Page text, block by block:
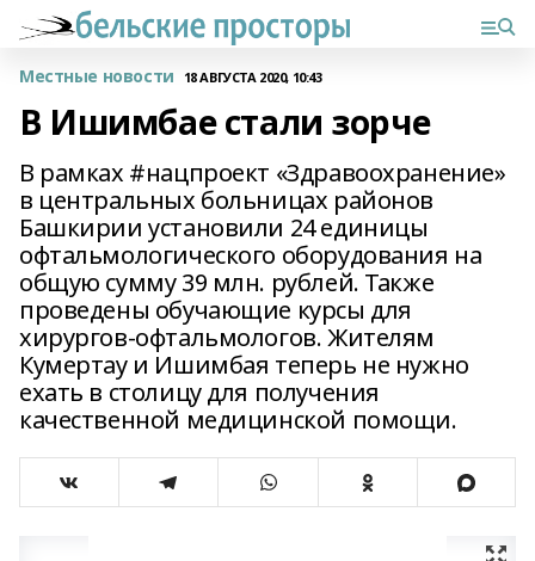
Местные новости 18 АВГУСТА 2020, 10:43
В Ишимбае стали зорче
В рамках #нацпроект «Здравоохранение»
в центральных больницах районов
Башкирии установили 24 единицы
офтальмологического оборудования на
общую сумму 39 млн. рублей. Также
проведены обучающие курсы для
хирургов-офтальмологов. Жителям
Кумертау и Ишимбая теперь не нужно
ехать в столицу для получения
качественной медицинской помощи.